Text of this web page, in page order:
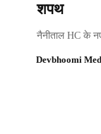
शपथ
नैनीताल HC के
Devbhoomi